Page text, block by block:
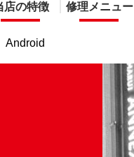
店の特徴 修理メニュー
Android